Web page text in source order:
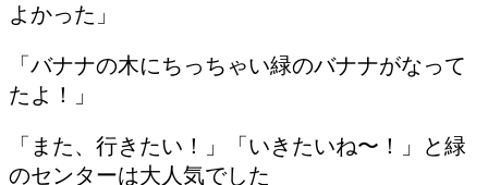
よかった」
「バナナの木にちっちゃい緑のバナナがなって
たよ！」
「また、行きたい！」「いきたいね〜！」と緑
のセンターは大人気でした